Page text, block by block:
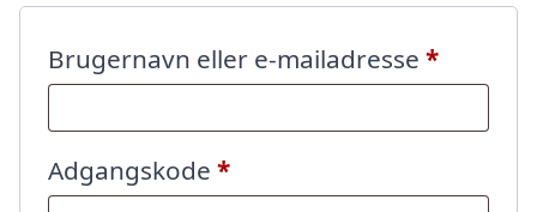
Brugernavn eller e-mailadresse *
Adgangskode *Påkrævet